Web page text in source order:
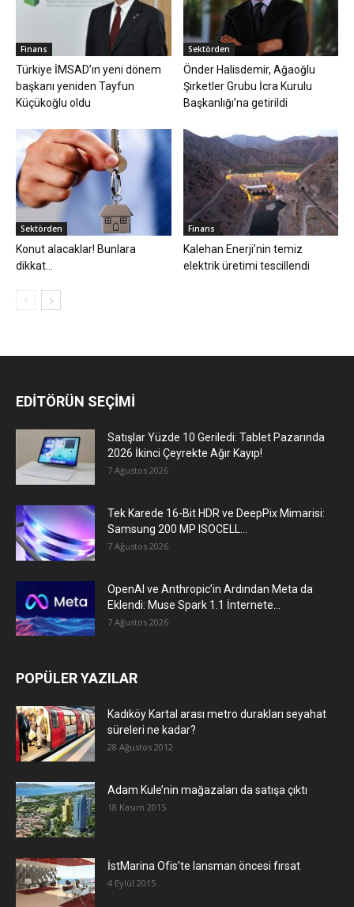
Finans
Türkiye İMSAD’ın yeni dönem
başkanı yeniden Tayfun
Küçükoğlu oldu
Sektörden
Önder Halisdemir, Ağaoğlu
Şirketler Grubu İcra Kurulu
Başkanlığı’na getirildi
Sektörden
Konut alacaklar! Bunlara
dikkat…
Finans
Kalehan Enerji’nin temiz
elektrik üretimi tescillendi
EDİTÖRÜN SEÇİMİ
Satışlar Yüzde 10 Geriledi: Tablet Pazarında
2026 İkinci Çeyrekte Ağır Kayıp!
7 Ağustos 2026
Tek Karede 16-Bit HDR ve DeepPix Mimarisi:
Samsung 200 MP ISOCELL...
7 Ağustos 2026
OpenAI ve Anthropic’in Ardından Meta da
Eklendi: Muse Spark 1.1 İnternete...
7 Ağustos 2026
POPÜLER YAZILAR
Kadıköy Kartal arası metro durakları seyahat
süreleri ne kadar?
28 Ağustos 2012
Adam Kule’nin mağazaları da satışa çıktı
18 Kasım 2015
İstMarina Ofis’te lansman öncesi fırsat
4 Eylül 2015